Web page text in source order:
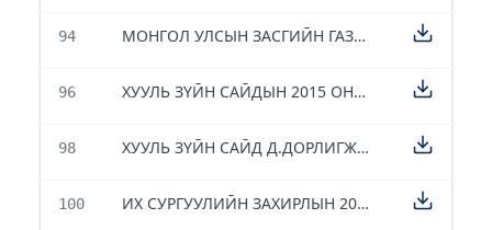
94 МОНГОЛ УЛСЫН ЗАСГИЙН ГАЗРЫН 2017 ОНЫ 01 ТООТ АЛБАН ДААЛГАВАР
96 ХУУЛЬ ЗҮЙН САЙДЫН 2015 ОНЫ 7 ДУГААР САРЫН 10-НЫ ӨДРИЙН 1/3 ТООТ АЛБАН ДААЛГАВАР
98 ХУУЛЬ ЗҮЙН САЙД Д.ДОРЛИГЖАВЫН ИХ СУРГУУЛИЙН ҮЙЛ АЖИЛЛАГААТАЙ ТАНИЛЦАХ ҮЕЭР ӨГСӨН ҮҮРГИЙГ ХЭРЭГЖҮҮЛЭХ АЖЛЫН ТӨЛӨВЛӨГӨӨ
100 ИХ СУРГУУЛИЙН ЗАХИРЛЫН 2015 ОНЫ 1 ДҮГЭЭР САРЫН 22-НЫ ӨДРИЙН 01 ТООТ АЛБАН ДААЛГАВАР